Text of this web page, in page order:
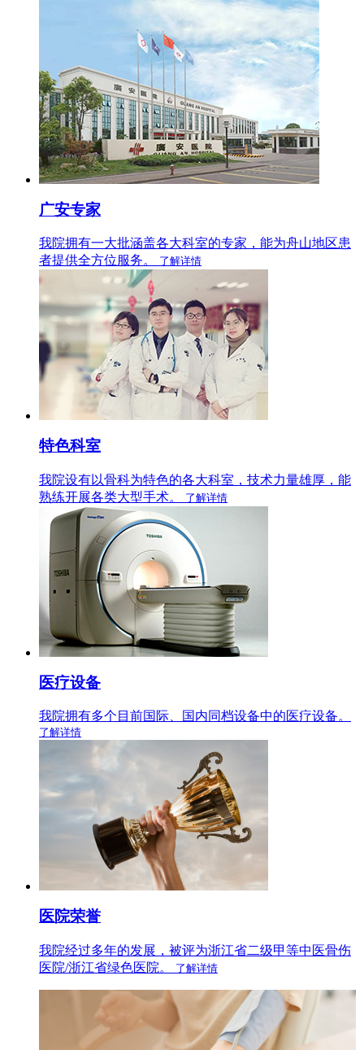
广安专家
我院拥有一大批涵盖各大科室的专家，能为舟山地区患
者提供全方位服务。
了解详情
特色科室
我院设有以骨科为特色的各大科室，技术力量雄厚，能
熟练开展各类大型手术。
了解详情
医疗设备
我院拥有多个目前国际、国内同档设备中的医疗设备。
了解详情
医院荣誉
我院经过多年的发展，被评为浙江省二级甲等中医骨伤
医院/浙江省绿色医院。
了解详情